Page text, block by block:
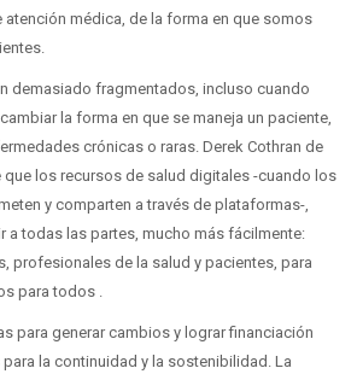
médica, de la forma en que somos
demasiado fragmentados, incluso cuando
la forma en que se maneja un paciente,
crónicas o raras. Derek Cothran de
que los recursos de salud digitales -cuando los
y comparten a través de plataformas-,
a todas las partes, mucho más fácilmente:
profesionales de la salud y pacientes, para
para todos .
para generar cambios y lograr financiación
la continuidad y la sostenibilidad. La